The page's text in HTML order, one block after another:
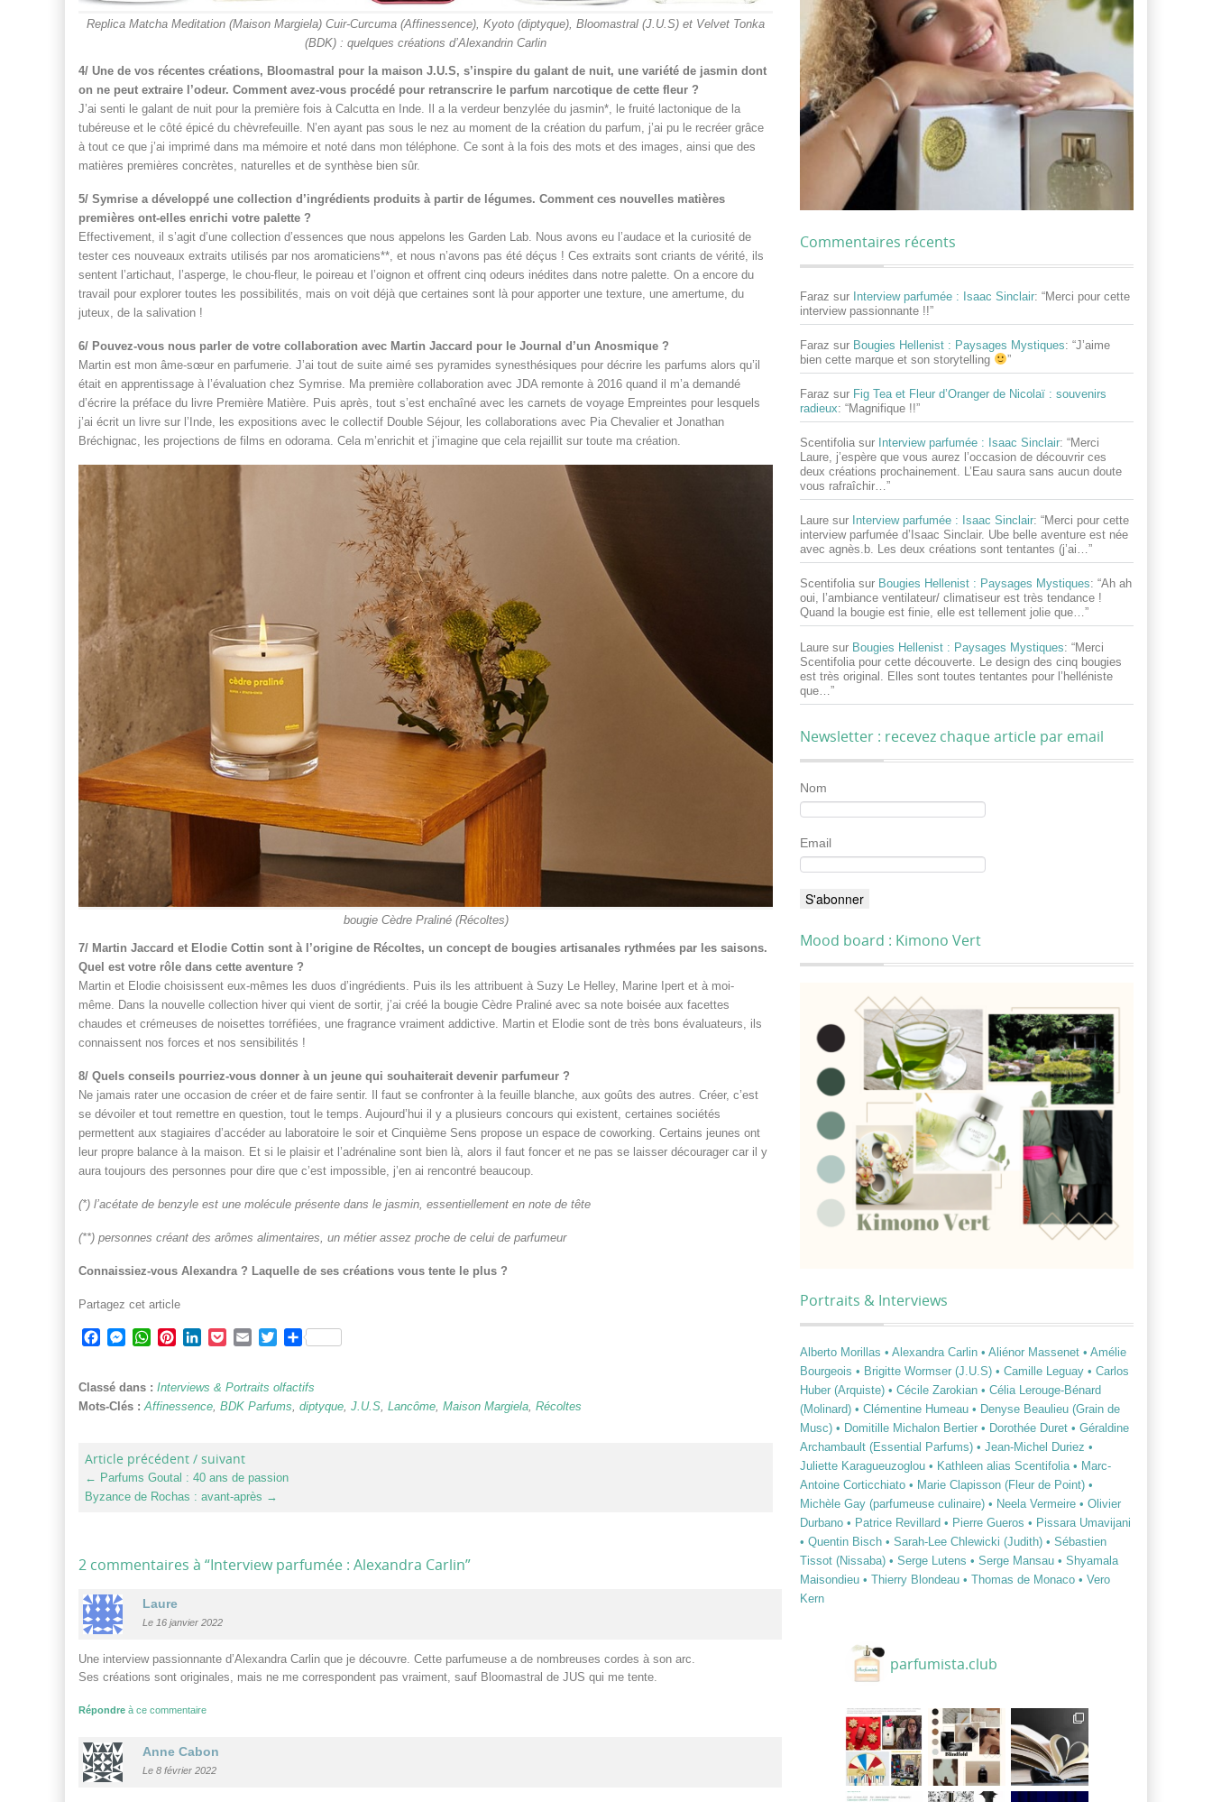
Replica Matcha Meditation (Maison Margiela) Cuir-Curcuma (Affinessence), Kyoto (diptyque), Bloomastral (J.U.S) et Velvet Tonka
(BDK) : quelques créations d’Alexandrin Carlin
4/ Une de vos récentes créations, Bloomastral pour la maison J.U.S, s’inspire du galant de nuit, une variété de jasmin dont
on ne peut extraire l’odeur. Comment avez-vous procédé pour retranscrire le parfum narcotique de cette fleur ?
J’ai senti le galant de nuit pour la première fois à Calcutta en Inde. Il a la verdeur benzylée du jasmin*, le fruité lactonique de la
tubéreuse et le côté épicé du chèvrefeuille. N’en ayant pas sous le nez au moment de la création du parfum, j’ai pu le recréer grâce
à tout ce que j’ai imprimé dans ma mémoire et noté dans mon téléphone. Ce sont à la fois des mots et des images, ainsi que des
matières premières concrètes, naturelles et de synthèse bien sûr.
5/ Symrise a développé une collection d’ingrédients produits à partir de légumes. Comment ces nouvelles matières
premières ont-elles enrichi votre palette ?
Effectivement, il s’agit d’une collection d’essences que nous appelons les Garden Lab. Nous avons eu l’audace et la curiosité de
tester ces nouveaux extraits utilisés par nos aromaticiens**, et nous n’avons pas été déçus ! Ces extraits sont criants de vérité, ils
sentent l’artichaut, l’asperge, le chou-fleur, le poireau et l’oignon et offrent cinq odeurs inédites dans notre palette. On a encore du
travail pour explorer toutes les possibilités, mais on voit déjà que certaines sont là pour apporter une texture, une amertume, du
juteux, de la salivation !
6/ Pouvez-vous nous parler de votre collaboration avec Martin Jaccard pour le Journal d’un Anosmique ?
Martin est mon âme-sœur en parfumerie. J’ai tout de suite aimé ses pyramides synesthésiques pour décrire les parfums alors qu’il
était en apprentissage à l’évaluation chez Symrise. Ma première collaboration avec JDA remonte à 2016 quand il m’a demandé
d’écrire la préface du livre Première Matière. Puis après, tout s’est enchaîné avec les carnets de voyage Empreintes pour lesquels
j’ai écrit un livre sur l’Inde, les expositions avec le collectif Double Séjour, les collaborations avec Pia Chevalier et Jonathan
Bréchignac, les projections de films en odorama. Cela m’enrichit et j’imagine que cela rejaillit sur toute ma création.
bougie Cèdre Praliné (Récoltes)
7/ Martin Jaccard et Elodie Cottin sont à l’origine de Récoltes, un concept de bougies artisanales rythmées par les saisons.
Quel est votre rôle dans cette aventure ?
Martin et Elodie choisissent eux-mêmes les duos d’ingrédients. Puis ils les attribuent à Suzy Le Helley, Marine Ipert et à moi-
même. Dans la nouvelle collection hiver qui vient de sortir, j’ai créé la bougie Cèdre Praliné avec sa note boisée aux facettes
chaudes et crémeuses de noisettes torréfiées, une fragrance vraiment addictive. Martin et Elodie sont de très bons évaluateurs, ils
connaissent nos forces et nos sensibilités !
8/ Quels conseils pourriez-vous donner à un jeune qui souhaiterait devenir parfumeur ?
Ne jamais rater une occasion de créer et de faire sentir. Il faut se confronter à la feuille blanche, aux goûts des autres. Créer, c’est
se dévoiler et tout remettre en question, tout le temps. Aujourd’hui il y a plusieurs concours qui existent, certaines sociétés
permettent aux stagiaires d’accéder au laboratoire le soir et Cinquième Sens propose un espace de coworking. Certains jeunes ont
leur propre balance à la maison. Et si le plaisir et l’adrénaline sont bien là, alors il faut foncer et ne pas se laisser décourager car il y
aura toujours des personnes pour dire que c’est impossible, j’en ai rencontré beaucoup.
(*) l’acétate de benzyle est une molécule présente dans le jasmin, essentiellement en note de tête
(**) personnes créant des arômes alimentaires, un métier assez proche de celui de parfumeur
Connaissiez-vous Alexandra ? Laquelle de ses créations vous tente le plus ?
Partagez cet article
Facebook
Messenger
WhatsApp
PinterestLinkedInPocketEmailTwitterPartager
Classé dans : Interviews & Portraits olfactifs
Mots-Clés : Affinessence BDK Parfums diptyque J.U.S Lancôme Maison Margiela Récoltes
Article précédent / suivant
← Parfums Goutal : 40 ans de passion
Byzance de Rochas : avant-après →
2 commentaires à “Interview parfumée : Alexandra Carlin”
Laure
Le 16 janvier 2022
Une interview passionnante d’Alexandra Carlin que je découvre. Cette parfumeuse a de nombreuses cordes à son arc.
Ses créations sont originales, mais ne me correspondent pas vraiment, sauf Bloomastral de JUS qui me tente.
Répondre à ce commentaire
Anne Cabon
Le 8 février 2022
Commentaires récents
Faraz sur Interview parfumée : Isaac Sinclair: “Merci pour cette
interview passionnante !!”
Faraz sur Bougies Hellenist : Paysages Mystiques: “J’aime
bien cette marque et son storytelling
”
Faraz sur Fig Tea et Fleur d’Oranger de Nicolaï : souvenirs
radieux: “Magnifique !!”
Scentifolia sur Interview parfumée : Isaac Sinclair: “Merci
Laure, j’espère que vous aurez l’occasion de découvrir ces
deux créations prochainement. L’Eau saura sans aucun doute
vous rafraîchir…”
Laure sur Interview parfumée : Isaac Sinclair: “Merci pour cette
interview parfumée d’Isaac Sinclair. Ube belle aventure est née
avec agnès.b. Les deux créations sont tentantes (j’ai…”
Scentifolia sur Bougies Hellenist : Paysages Mystiques: “Ah ah
oui, l’ambiance ventilateur/ climatiseur est très tendance !
Quand la bougie est finie, elle est tellement jolie que…”
Laure sur Bougies Hellenist : Paysages Mystiques: “Merci
Scentifolia pour cette découverte. Le design des cinq bougies
est très original. Elles sont toutes tentantes pour l’helléniste
que… ”
Newsletter : recevez chaque article par email
Nom
Email
Mood board : Kimono Vert
Portraits & Interviews
Alberto Morillas • Alexandra Carlin • Aliénor Massenet • Amélie
Bourgeois • Brigitte Wormser (J.U.S) • Camille Leguay • Carlos
Huber (Arquiste) • Cécile Zarokian • Célia Lerouge-Bénard
(Molinard) • Clémentine Humeau • Denyse Beaulieu (Grain de
Musc) • Domitille Michalon Bertier • Dorothée Duret • Géraldine
Archambault (Essential Parfums) • Jean-Michel Duriez •
Juliette Karagueuzoglou • Kathleen alias Scentifolia • Marc-
Antoine Corticchiato • Marie Clapisson (Fleur de Point) •
Michèle Gay (parfumeuse culinaire) • Neela Vermeire • Olivier
Durbano • Patrice Revillard • Pierre Gueros • Pissara Umavijani
• Quentin Bisch • Sarah-Lee Chlewicki (Judith) • Sébastien
Tissot (Nissaba) • Serge Lutens • Serge Mansau • Shyamala
Maisondieu • Thierry Blondeau • Thomas de Monaco • Vero
Kern
parfumista.club